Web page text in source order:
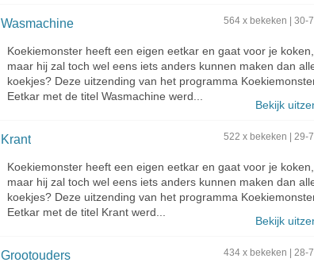
Wasmachine 564 x bekeken | 30-
Koekiemonster heeft een eigen eetkar en gaat voor je koken,
maar hij zal toch wel eens iets anders kunnen maken dan
koekjes? Deze uitzending van het programma
Eetkar met de titel Wasmachine werd...
Bekijk
Krant 522 x bekeken | 29-
Koekiemonster heeft een eigen eetkar en gaat voor je koken,
maar hij zal toch wel eens iets anders kunnen maken dan
koekjes? Deze uitzending van het programma
Eetkar met de titel Krant werd...
Bekijk
Grootouders 434 x bekeken | 28-